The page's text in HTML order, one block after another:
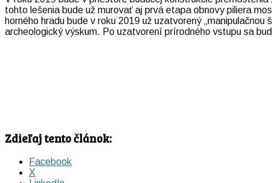
tohto lešenia bude už murovať aj prvá etapa obnovy piliera
horného hradu bude v roku 2019 už uzatvorený
archeologický výskum. Po uzatvorení prírodného vstupu sa
Zdieľaj tento článok:
Facebook
X